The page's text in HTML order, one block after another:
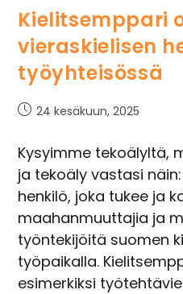
Kielitsemppari
vieraskielisen
työyhteisössä
24 kesäkuun, 2025
Kysyimme tekoälyltä,
ja tekoäly vastasi
henkilö, joka tukee ja
maahanmuuttajia ja
työntekijöitä suomen
työpaikalla.
esimerkiksi